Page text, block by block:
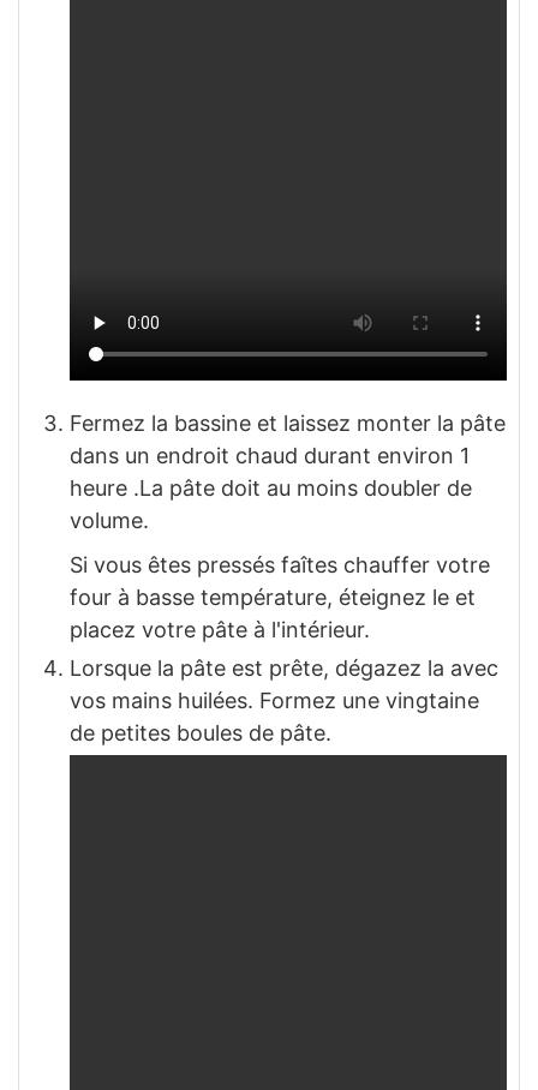
Fermez la bassine et laissez monter la pâte
dans un endroit chaud durant environ 1
heure .La pâte doit au moins doubler de
volume.
Si vous êtes pressés faîtes chauffer votre
four à basse température, éteignez le et
placez votre pâte à l'intérieur.
Lorsque la pâte est prête, dégazez la avec
vos mains huilées. Formez une vingtaine
de petites boules de pâte.